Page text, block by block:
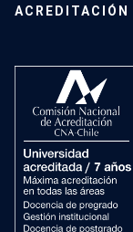
ACREDITACIÓN